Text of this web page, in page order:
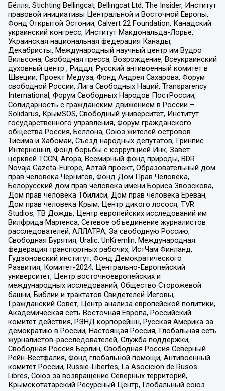
Бёлля, Stichting Bellingcat, Bellingcat Ltd, The Insider, Институт
правовой инициативы Центральной и Восточной Европы,
Фонд Открытой Эстонии, Calvert 22 Foundation, Канадский
украинский конгресс, Институт Макдональда-Лорье,
Украинская национальная федерация Канады,
Декабристы, Международный научный центр им Вудро
Вильсона, Свободная пресса, Возрождение, Всеукраинский
духовный центр , Риддл, Русский антивоенный комитет в
Швеции, Проект Медуза, Фонд Андрея Сахарова, Форум
свободной России, Лига Свободных Наций, Transparеncy
International, Форум Свободных Народов ПостРоссии,
Солидарность с гражданским движением в России –
Solidarus, КрымSOS, Свободный университет, Институт
государственного управления, Форум гражданского
общества Россия, Беллона, Союз жителей островов
Тисима и Хабомаи, Съезд народных депутатов, Гринпис
Интернешнл, Фонд борьбы с коррупцией Инк, Завет
церквей TCCN, Агора, Всемирный фонд природы, BDR
Novaja Gazeta-Europe, Алтай проект, Образовательный дом
прав человека Чернигов, Фонд Дом Прав Человека,
Белорусский дом прав человека имени Бориса Звозскова,
Дом прав человека Тбилиси, Дом прав человека Ереван,
Дом прав человека Крым, Центр дикого лосося, TVR
Studios, ТВ Дождь, Центр европейских исследований им
Вилфрида Мартенса, Сетевое объединение журналистов
расследователей, АЛЛАТРА, За свободную Россию,
Свободная Бурятия, Uralic, UnKremlin, Международная
федерация транспортных рабочих, ИстЧам Финланд,
Гудзоновский институт, Фонд Демократического
Развития, Комитет-2024, Центрально-Европейский
университет, Центр восточноевропейских и
международных исследований, Общество Сторожевой
башни, Библии и трактатов Свидетелей Иеговы,
Гражданский Совет, Центр анализа европейской политики,
Академическая сеть Восточная Европа, Российский
комитет действия, РЭНД корпорейшн, Русская Америка за
демократию в России, Настоящая Россия, Глобальная сеть
журналистов-расследователей, Служба поддержки,
Свободная Россия Берлин, Свободная Россия Северный
Рейн-Вестфалия, Фонд глобальной помощи, Антивоенный
комитет России, Russie-Libertes, La Asocicion de Rusos
Libres, Союз за возвращение Северных территорий,
Крымскотатарский Ресурсный Центр, Глобальный союз